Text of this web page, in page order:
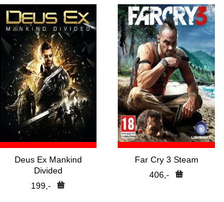
Deus Ex Mankind
Divided
199,-
Far Cry 3 Steam
406,-